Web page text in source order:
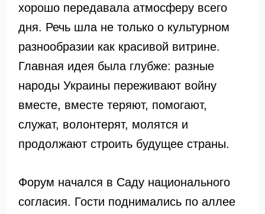
хорошо передавала атмосферу всего
дня. Речь шла не только о культурном
разнообразии как красивой витрине.
Главная идея была глубже: разные
народы Украины переживают войну
вместе, вместе теряют, помогают,
служат, волонтерят, молятся и
продолжают строить будущее страны.
Форум начался в Саду национального
согласия. Гости поднимались по аллее